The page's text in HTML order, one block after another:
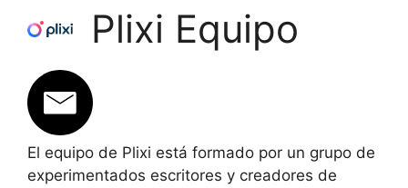
Plixi Equipo
El equipo de Plixi está formado por un grupo de
experimentados escritores y creadores de